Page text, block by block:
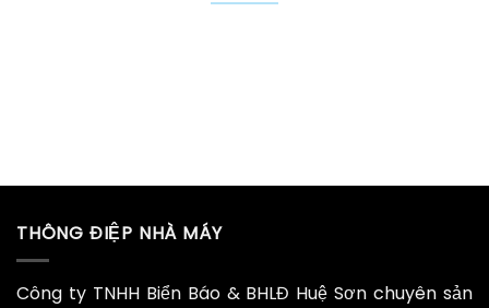
THÔNG ĐIỆP NHÀ MÁY
Công ty TNHH Biển Báo & BHLĐ Huệ Sơn chuyên sản